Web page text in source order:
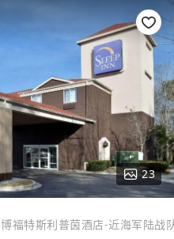
23
博福特斯利普茵酒店-近海军陆战